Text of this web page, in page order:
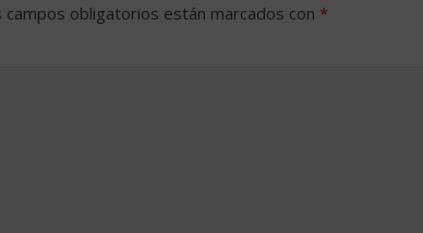
campos obligatorios están marcados con *